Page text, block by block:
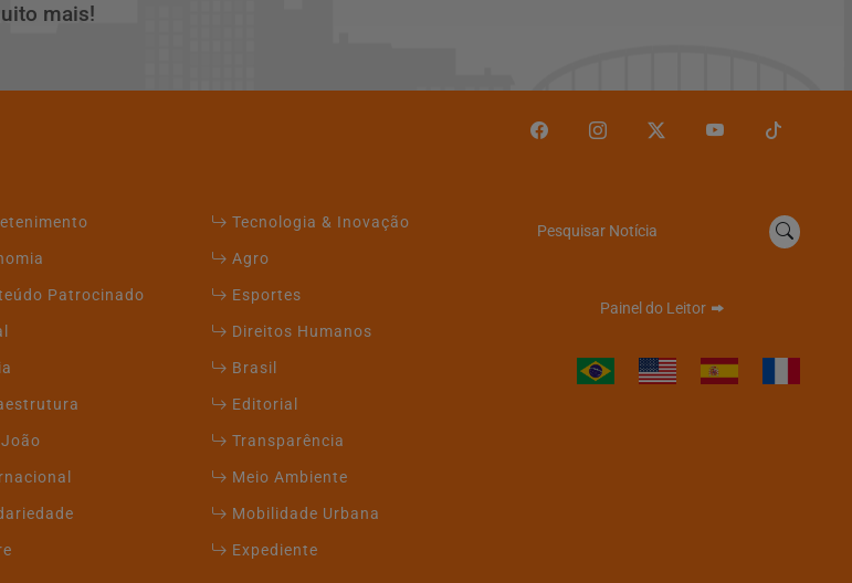
mais!
Tecnologia & Inovação
Agro
Patrocinado
Esportes
Direitos Humanos
Brasil
Editorial
Transparência
Meio Ambiente
Mobilidade Urbana
Expediente
Pesquisar Notícia
Painel do Leitor